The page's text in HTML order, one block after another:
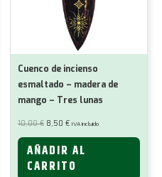
Cuenco de incienso
esmaltado – madera de
mango – Tres lunas
10,00€ El
precio
original
era:
10,00 €.
8,50 €El
actual
es:
8,50 €.
IVA incluido
AÑADIR AL
CARRITO